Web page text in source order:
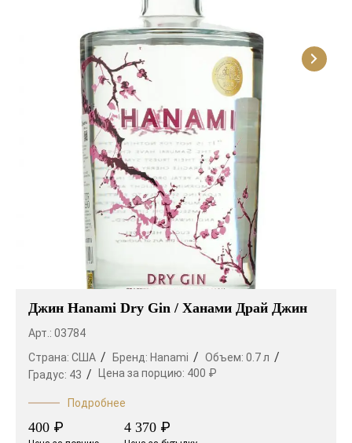
Итальянские вина
Французские вина
Испанские вина
Граппа
Водка
Саке
Пиво
Джин Hanami Dry Gin / Ханами Драй Джин
Арт.: 03784
Страна: США Бренд: Hanami Объем: 0.7 л
Градус: 43 Цена за порцию: 400 ₽
Подробнее
400 ₽ 4 370 ₽